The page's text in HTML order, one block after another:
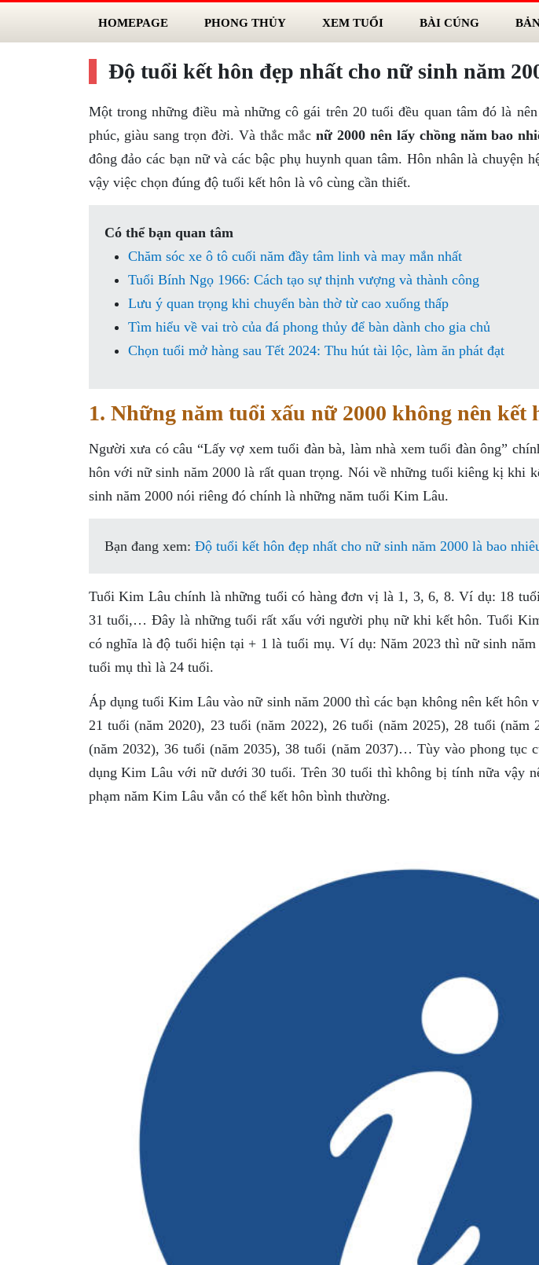
HOMEPAGE PHONG THỦY XEM TUỔI BÀI CÚNG
Độ tuổi kết hôn đẹp nhất cho nữ sinh năm
Một trong những điều mà những cô gái trên 20 tuổi đều quan tâm đó là
phúc, giàu sang trọn đời. Và thắc mắcnữ 2000 nên lấy chồng năm bao
đông đảo các bạn nữ và các bậc phụ huynh quan tâm. Hôn nhân là chuyện
vậy việc chọn đúng độ tuổi kết hôn là vô cùng cần thiết.
Có thể bạn quan tâm
Chăm sóc xe ô tô cuối năm đầy tâm linh và may mắn nhất
Tuổi Bính Ngọ 1966: Cách tạo sự thịnh vượng và thành công
Lưu ý quan trọng khi chuyển bàn thờ từ cao xuống thấp
Tìm hiểu về vai trò của đá phong thủy để bàn dành cho gia chủ
Chọn tuổi mở hàng sau Tết 2024: Thu hút tài lộc, làm ăn phát đạt
1. Những năm tuổi xấu nữ 2000 không nên kết
Người xưa có câu “Lấy vợ xem tuổi đàn bà, làm nhà xem tuổi đàn ông”
hôn với nữ sinh năm 2000 là rất quan trọng. Nói về những tuổi kiêng kị khi
sinh năm 2000 nói riêng đó chính là những năm tuổi Kim Lâu.
Bạn đang xem: Độ tuổi kết hôn đẹp nhất cho nữ sinh năm 2000 là bao
Tuổi Kim Lâu chính là những tuổi có hàng đơn vị là 1, 3, 6, 8. Ví dụ: 18
31 tuổi,… Đây là những tuổi rất xấu với người phụ nữ khi kết hôn. Tuổi
có nghĩa là độ tuổi hiện tại + 1 là tuổi mụ. Ví dụ: Năm 2023 thì nữ sinh
tuổi mụ thì là 24 tuổi.
Áp dụng tuổi Kim Lâu vào nữ sinh năm 2000 thì các bạn không nên kết hôn
21 tuổi (năm 2020), 23 tuổi (năm 2022), 26 tuổi (năm 2025), 28 tuổi (năm
(năm 2032), 36 tuổi (năm 2035), 38 tuổi (năm 2037)… Tùy vào phong tục
dụng Kim Lâu với nữ dưới 30 tuổi. Trên 30 tuổi thì không bị tính nữa vậy
phạm năm Kim Lâu vẫn có thể kết hôn bình thường.